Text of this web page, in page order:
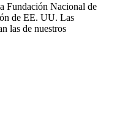
Fundación Nacional de
de EE. UU. Las
las de nuestros